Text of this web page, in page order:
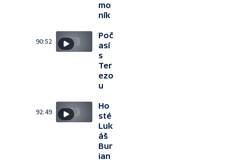
mo
ník
90:52
Poč
así
s
Ter
ezo
u
92:49
Ho
sté
Luk
áš
Bur
ian